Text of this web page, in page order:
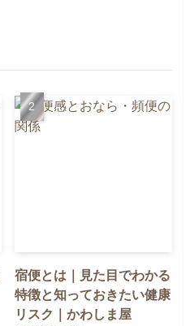
宿便とは｜見た目でわかる
特徴と知っておきたい健康
リスク｜かわしま屋